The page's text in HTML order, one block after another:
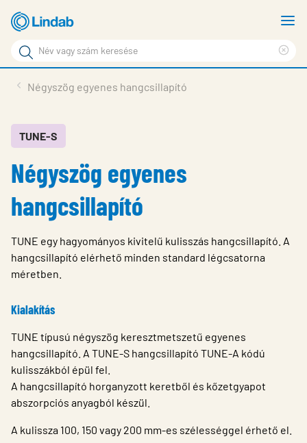
tartalomhoz
Keresési
kifejezés
Oldalak
keresése
Támogatás
Lindabról
Fenntarthatóság
Kapcsolat
Choose languge
Hungary
Négyszög egyenes hangcsillapító
TUNE-S
Négyszög egyenes
hangcsillapító
TUNE egy hagyományos kivitelű kulisszás hangcsillapító. A
hangcsillapító elérhető minden standard légcsatorna
méretben.
Kialakítás
TUNE típusú négyszög keresztmetszetű egyenes
hangcsillapító. A TUNE-S hangcsillapító TUNE-A kódú
kulisszákból épül fel.
A hangcsillapító horganyzott keretből és kőzetgyapot
abszorpciós anyagból készül.
A kulissza 100, 150 vagy 200 mm-es szélességgel érhető el.